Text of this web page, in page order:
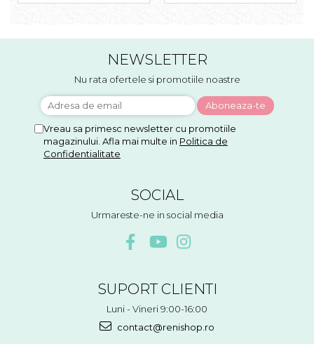
NEWSLETTER
Nu rata ofertele si promotiile noastre
Vreau sa primesc newsletter cu promotiile
magazinului. Afla mai multe in Politica de
Confidentialitate
SOCIAL
Urmareste-ne in social media
SUPORT CLIENTI
Luni - Vineri 9:00-16:00
contact@renishop.ro